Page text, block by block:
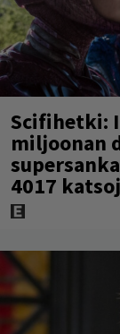
Scifihetki:
miljoonan
4017